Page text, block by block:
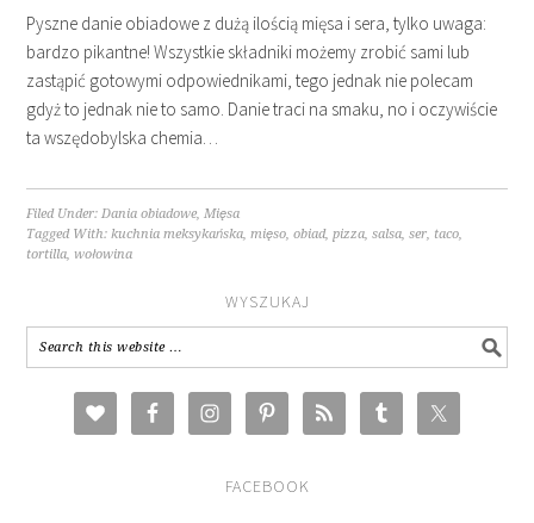
Pyszne danie obiadowe z dużą ilością mięsa i sera, tylko uwaga:
bardzo pikantne! Wszystkie składniki możemy zrobić sami lub
zastąpić gotowymi odpowiednikami, tego jednak nie polecam
gdyż to jednak nie to samo. Danie traci na smaku, no i oczywiście
ta wszędobylska chemia…
Filed Under:Dania obiadowe,Mięsa
Tagged With:kuchnia meksykańska,mięso,obiad,pizza,salsa,ser, taco,
tortilla,wołowina
WYSZUKAJ
FACEBOOK